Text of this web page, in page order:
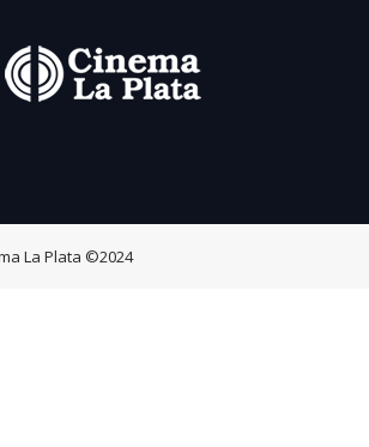
La Plata ©2024